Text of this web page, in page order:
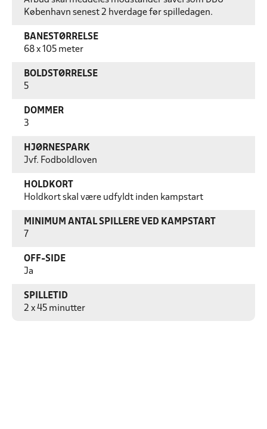
København senest 2 hverdage før spilledagen.
BANESTØRRELSE
68 x 105 meter
BOLDSTØRRELSE
5
DOMMER
3
HJØRNESPARK
Jvf. Fodboldloven
HOLDKORT
Holdkort skal være udfyldt inden kampstart
MINIMUM ANTAL SPILLERE VED KAMPSTART
7
OFF-SIDE
Ja
SPILLETID
2 x 45 minutter